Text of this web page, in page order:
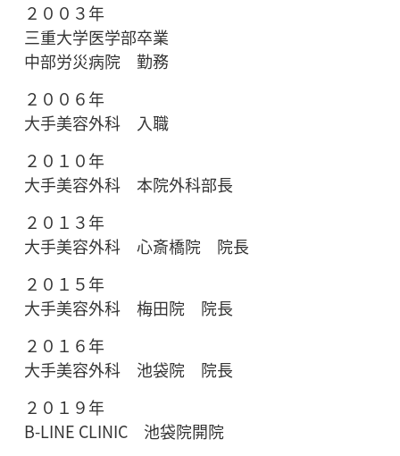
２００３年
三重大学医学部卒業
中部労災病院 勤務
２００６年
大手美容外科 入職
２０１０年
大手美容外科 本院外科部長
２０１３年
大手美容外科 心斎橋院 院長
２０１５年
大手美容外科 梅田院 院長
２０１６年
大手美容外科 池袋院 院長
２０１９年
B-LINE CLINIC 池袋院開院